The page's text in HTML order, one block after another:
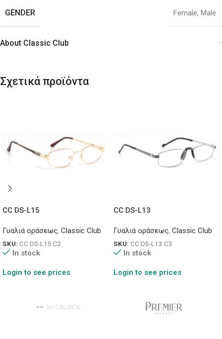
GENDER Female, Male
About Classic Club
Σχετικά προϊόντα
CC DS-L15
Γυαλιά οράσεως, Classic Club
SKU: CC DS-L15 C2
In stock
Login to see prices
CC DS-L13
Γυαλιά οράσεως, Classic Club
SKU: CC DS-L13 C3
In stock
Login to see prices